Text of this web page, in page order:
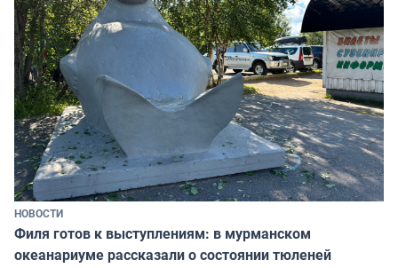
НОВОСТИ
Филя готов к выступлениям: в мурманском
океанариуме рассказали о состоянии тюленей